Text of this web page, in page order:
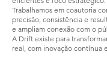
Trabalhamos em coautoria
precisão, consistência e
e ampliam conexão com o
A Drift existe para
real, com inovação contínua